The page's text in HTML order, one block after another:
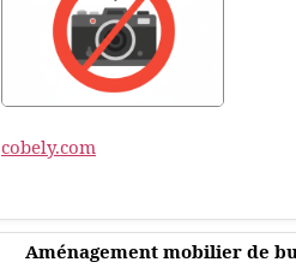
cobely.com
Aménagement mobilier de